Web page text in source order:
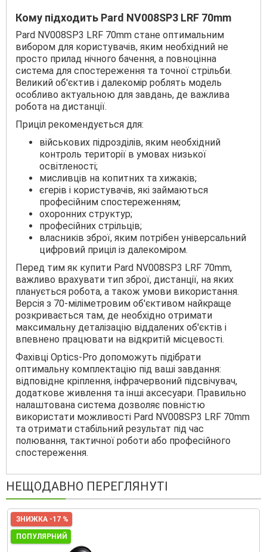
Кому підходить Pard NV008SP3 LRF 70mm
Pard NV008SP3 LRF 70mm стане оптимальним
вибором для користувачів, яким необхідний не
просто прилад нічного бачення, а повноцінна
система для спостереження та точної стрільби.
Великий об'єктив і далекомір роблять модель
особливо актуальною для завдань, де важлива
робота на дистанції.
Приціл рекомендується для:
військових підрозділів, яким необхідний
контроль території в умовах низької
освітленості;
мисливців на копитних та хижаків;
єгерів і користувачів, які займаються
професійним спостереженням;
охоронних структур;
професійних стрільців;
власників зброї, яким потрібен універсальний
цифровий приціл із далекоміром.
Перед тим як купити Pard NV008SP3 LRF 70mm,
важливо врахувати тип зброї, дистанції, на яких
планується робота, а також умови використання.
Версія з 70-міліметровим об'єктивом найкраще
розкривається там, де необхідно отримати
максимальну деталізацію віддалених об'єктів і
впевнено працювати на відкритій місцевості.
Фахівці Optics-Pro допоможуть підібрати
оптимальну комплектацію під ваші завдання:
відповідне кріплення, інфрачервоний підсвічувач,
додаткове живлення та інші аксесуари. Правильно
налаштована система дозволяє повністю
використати можливості Pard NV008SP3 LRF 70mm
та отримати стабільний результат під час
полювання, тактичної роботи або професійного
спостереження.
НЕЩОДАВНО ПЕРЕГЛЯНУТІ
ЗНИЖКА -17 %
ПОПУЛЯРНИЙ